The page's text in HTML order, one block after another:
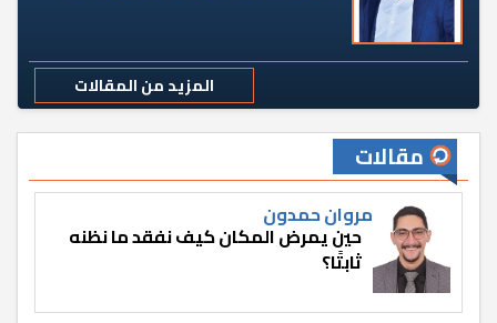
المزيد من المقالات
مقالات
مروان حمدون
حين يمرض المكان كيف نفقد ما نظنه
ثابتًا؟